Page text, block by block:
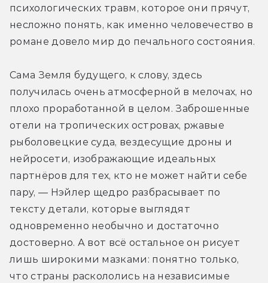
психологических травм, которое они прячут,
несложно понять, как именно человечество в
романе довело мир до печального состояния.
Сама Земля будущего, к слову, здесь
получилась очень атмосферной в мелочах, но
плохо проработанной в целом. Заброшенные
отели на тропических островах, ржавые
рыболовецкие суда, вездесущие дроны и
партнёров для тех, кто не может найти себе
пару, — Нэйлер щедро разбрасывает по
тексту детали, которые выглядят
одновременно необычно и достаточно
достоверно. А вот всё остальное он рисует
лишь широкими мазками: понятно только,
что страны раскололись на независимые